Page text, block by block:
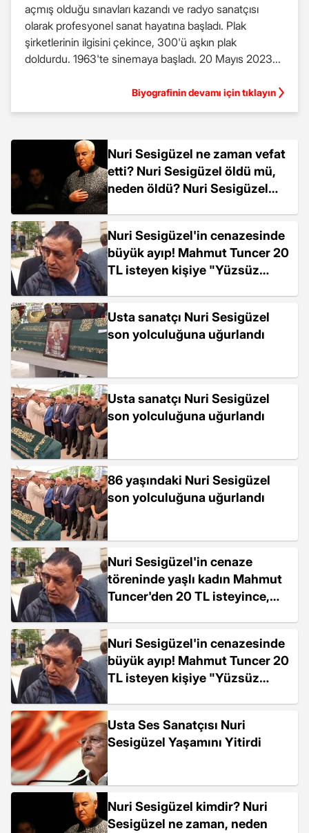
açmış olduğu sınavları kazandı ve radyo sanatçısı
olarak profesyonel sanat hayatına başladı. Plak
şirketlerinin ilgisini çekince, 300'ü aşkın plak
doldurdu. 1963'te sinemaya başladı. 20 Mayıs 2023...
Biyografinin devamı için tıklayın
Nuri Sesigüzel ne zaman vefat
etti? Nuri Sesigüzel öldü mü,
neden öldü? Nuri Sesigüzel
Nuri Sesigüzel'in cenazesinde
büyük ayıp! Mahmut Tuncer 20
TL isteyen kişiye "Yüzsüz
Usta sanatçı Nuri Sesigüzel
son yolculuğuna uğurlandı
Usta sanatçı Nuri Sesigüzel
son yolculuğuna uğurlandı
86 yaşındaki Nuri Sesigüzel
son yolculuğuna uğurlandı
Nuri Sesigüzel'in cenaze
töreninde yaşlı kadın Mahmut
Tuncer'den 20 TL isteyince,
Nuri Sesigüzel'in cenazesinde
büyük ayıp! Mahmut Tuncer 20
TL isteyen kişiye "Yüzsüz
Usta Ses Sanatçısı Nuri
Sesigüzel Yaşamını Yitirdi
Nuri Sesigüzel kimdir? Nuri
Sesigüzel ne zaman, neden